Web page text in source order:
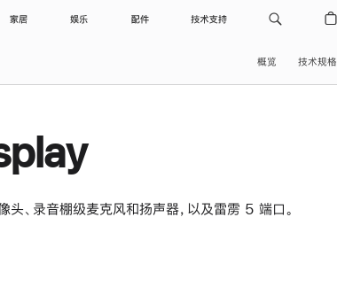
家居 娱乐 配件 技术支持
概览 技术规格
录音棚级麦克风和扬声器，以及雷雳 5 端口。